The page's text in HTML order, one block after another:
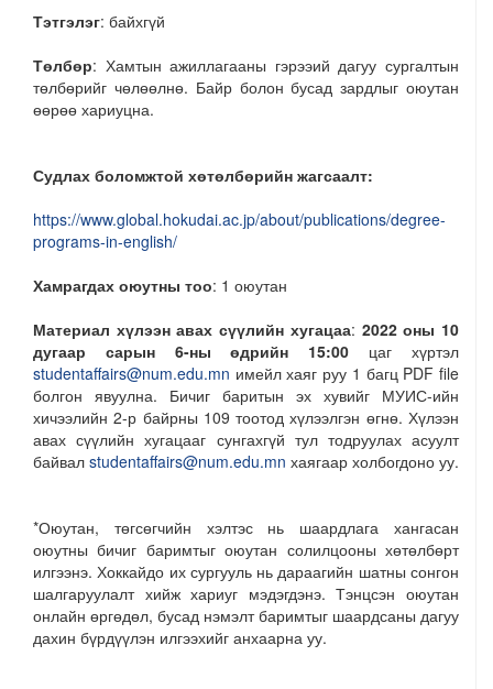
Тэтгэлэг: байхгүй
Төлбөр: Хамтын ажиллагааны гэрээий дагуу сургалтын
төлбөрийг чөлөөлнө. Байр болон бусад зардлыг оюутан
өөрөө хариуцна.
Судлах боломжтой хөтөлбөрийн жагсаалт:
https://www.global.hokudai.ac.jp/about/publications/degree-
programs-in-english/
Хамрагдах оюутны тоо: 1 оюутан
Материал хүлээн авах сүүлийн хугацаа: 2022 оны 10
дугаар сарын 6-ны өдрийн 15:00 цаг хүртэл
studentaffairs@num.edu.mn имейл хаяг руу 1 багц PDF file
болгон явуулна. Бичиг баритын эх хувийг МУИС-ийн
хичээлийн 2-р байрны 109 тоотод хүлээлгэн өгнө. Хүлээн
авах сүүлийн хугацааг сунгахгүй тул тодруулах асуулт
байвал studentaffairs@num.edu.mn хаягаар холбогдоно уу.
*Оюутан, төгсөгчийн хэлтэс нь шаардлага хангасан
оюутны бичиг баримтыг оюутан солилцооны хөтөлбөрт
илгээнэ. Хоккайдо их сургууль нь дараагийн шатны сонгон
шалгаруулалт хийж хариуг мэдэгдэнэ. Тэнцсэн оюутан
онлайн өргөдөл, бусад нэмэлт баримтыг шаардсаны дагуу
дахин бүрдүүлэн илгээхийг анхаарна уу.